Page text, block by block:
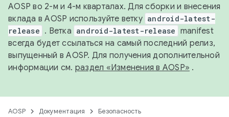
AOSP во 2-м и 4-м кварталах. Для сборки и внесения
вклада в AOSP используйте ветку android-latest-
release . Ветка android-latest-release manifest
всегда будет ссылаться на самый последний релиз,
выпущенный в AOSP. Для получения дополнительной
информации см. раздел «Изменения в AOSP» .
AOSP Документация Безопасность